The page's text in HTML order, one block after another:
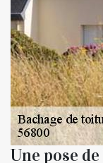
Une pose